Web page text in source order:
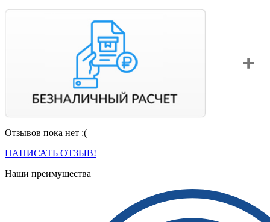
Вы можете оплатить свой заказ по безналичному расчету
счет на оплату.
Отзывов пока нет :(
НАПИСАТЬ ОТЗЫВ!
Наши преимущества